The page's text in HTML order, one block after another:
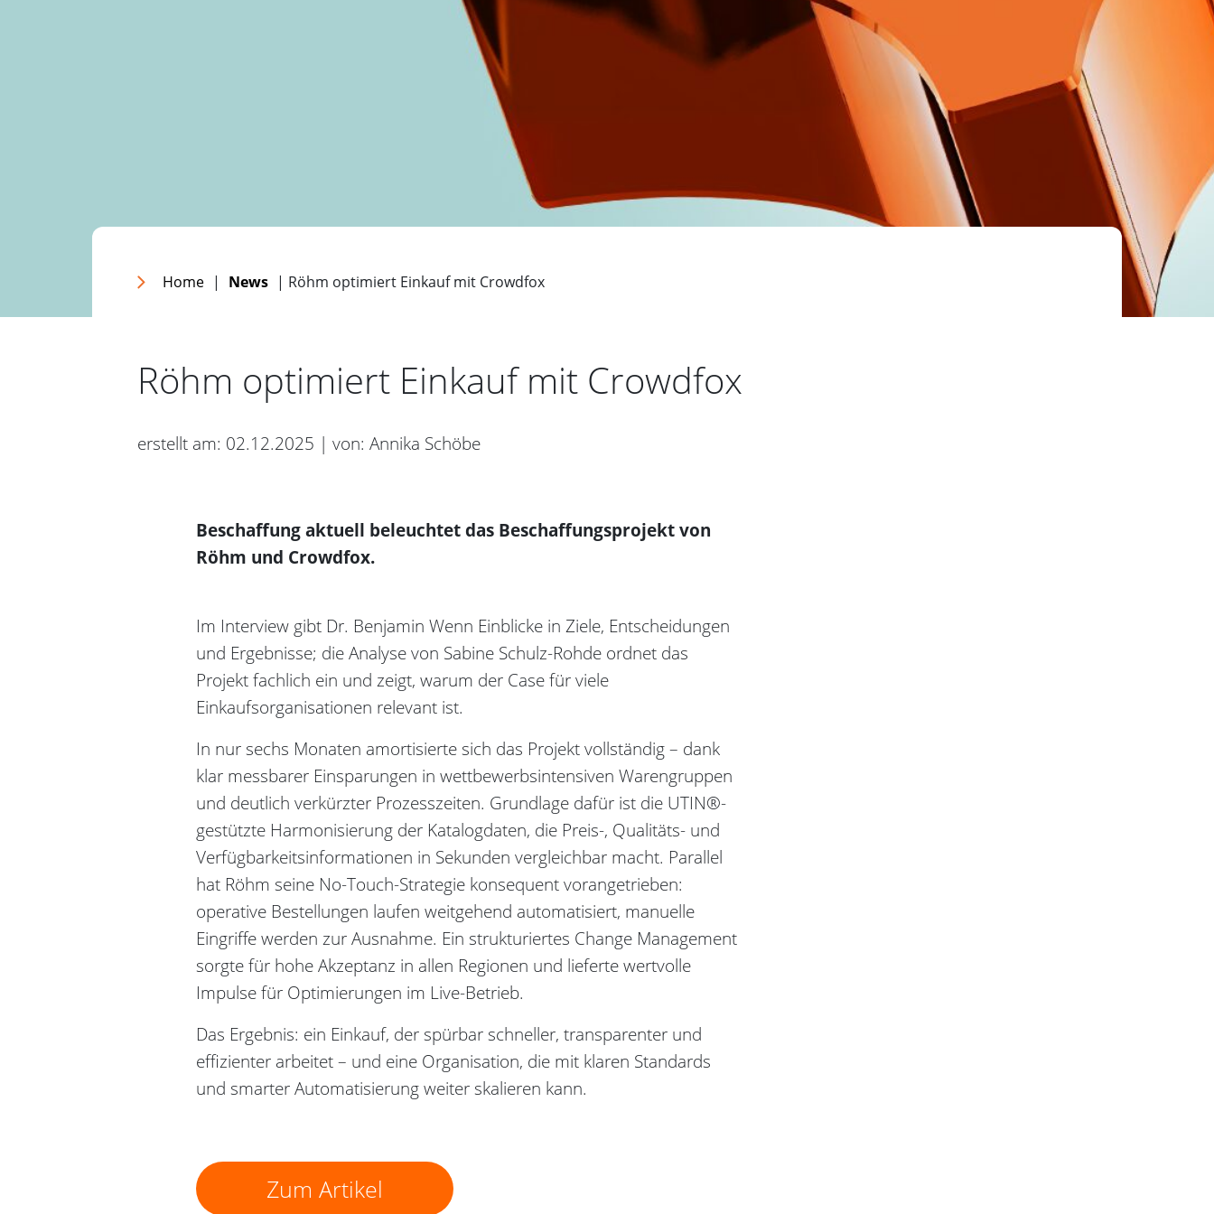
Home | News | Röhm optimiert Einkauf mit Crowdfox
Röhm optimiert Einkauf mit Crowdfox
erstellt am: 02.12.2025 | von: Annika Schöbe
Beschaffung aktuell beleuchtet das Beschaffungsprojekt von
Röhm und Crowdfox.
Im Interview gibt Dr. Benjamin Wenn Einblicke in Ziele, Entscheidungen
und Ergebnisse; die Analyse von Sabine Schulz-Rohde ordnet das
Projekt fachlich ein und zeigt, warum der Case für viele
Einkaufsorganisationen relevant ist.
In nur sechs Monaten amortisierte sich das Projekt vollständig – dank
klar messbarer Einsparungen in wettbewerbsintensiven Warengruppen
und deutlich verkürzter Prozesszeiten. Grundlage dafür ist die UTIN®-
gestützte Harmonisierung der Katalogdaten, die Preis-, Qualitäts- und
Verfügbarkeitsinformationen in Sekunden vergleichbar macht. Parallel
hat Röhm seine No-Touch-Strategie konsequent vorangetrieben:
operative Bestellungen laufen weitgehend automatisiert, manuelle
Eingriffe werden zur Ausnahme. Ein strukturiertes Change Management
sorgte für hohe Akzeptanz in allen Regionen und lieferte wertvolle
Impulse für Optimierungen im Live-Betrieb.
Das Ergebnis: ein Einkauf, der spürbar schneller, transparenter und
effizienter arbeitet – und eine Organisation, die mit klaren Standards
und smarter Automatisierung weiter skalieren kann.
Zum Artikel